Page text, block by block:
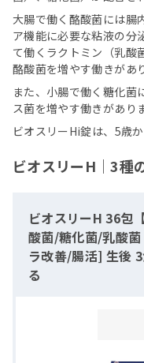
大腸で働く酪酸菌には腸
ア機能に必要な粘液の分
て働くラクトミン（乳酸
酪酸菌を増やす働きがあ
また、小腸で働く糖化菌
ス菌を増やす働きがあり
ビオスリーHi錠は、5歳か
ビオスリーH｜3種
ビオスリーH 36包
酸菌/糖化菌/乳酸
ラ改善/腸活] 生後
る